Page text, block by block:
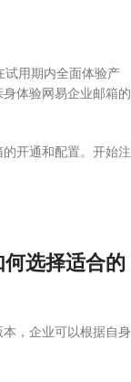
试用期内全面体验产
体验网易企业邮箱的
开通和配置。开始注
选择适合的
，企业可以根据自身